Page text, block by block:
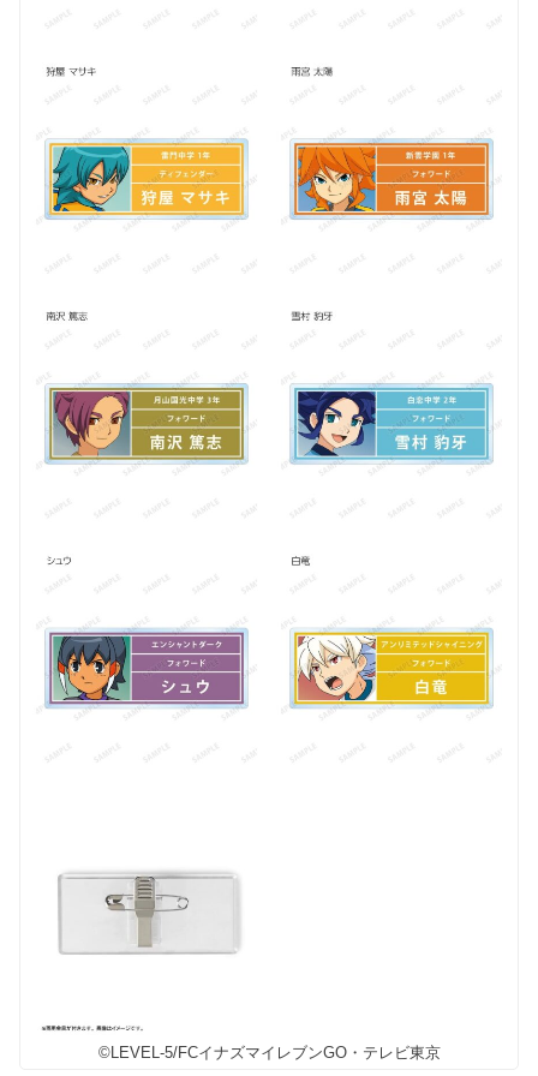
©LEVEL-5/FCイナズマイレブンGO・テレビ東京